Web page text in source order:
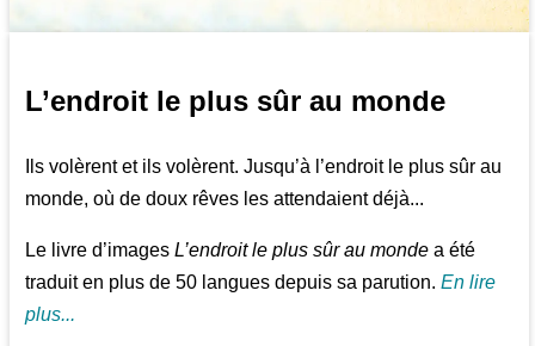
L’endroit le plus sûr au monde
Ils volèrent et ils volèrent. Jusqu’à l’endroit le plus sûr au
monde, où de doux rêves les attendaient déjà...
Le livre d’imagesL’endroit le plus sûr au monde a été
traduit en plus de 50 langues depuis sa parution.En lire
plus...